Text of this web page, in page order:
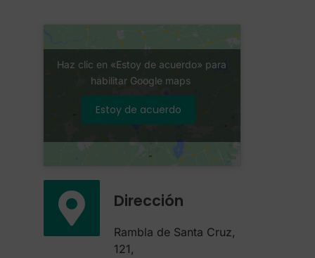
Haz clic en «Estoy de acuerdo» para
habilitar Google maps
Estoy de acuerdo
Dirección
Rambla de Santa Cruz,
121,